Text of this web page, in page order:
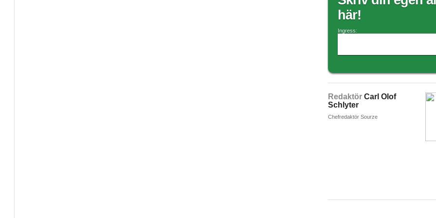
här!
Ingress:
Redaktör Carl Olof
Schlyter
Chefredaktör Sourze